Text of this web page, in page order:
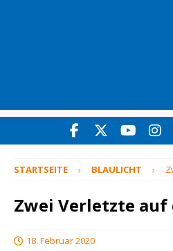
STARTSEITE BLAULICHT
Zwei Verletzte auf
18. Februar 2020